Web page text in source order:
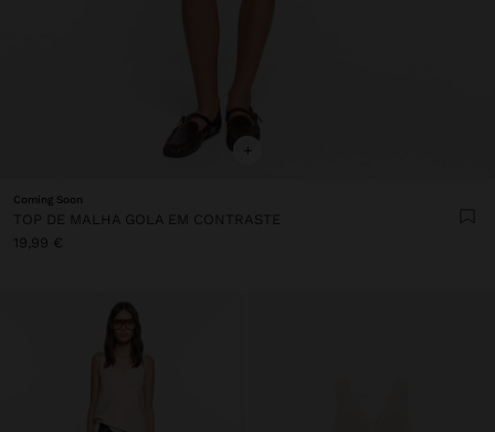
+
Coming Soon
TOP DE MALHA GOLA EM CONTRASTE
19,99 €